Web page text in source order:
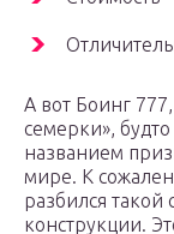
А вот Боинг
семерки»,
названием
мире. К
разбился такой
конструкции.